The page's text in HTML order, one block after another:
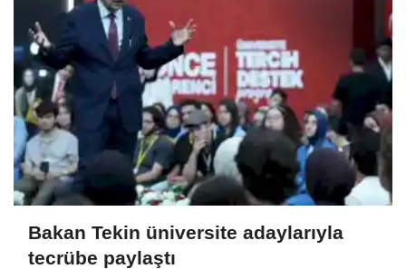
Bakan Tekin üniversite adaylarıyla
tecrübe paylaştı